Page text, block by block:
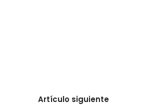
Artículo siguiente